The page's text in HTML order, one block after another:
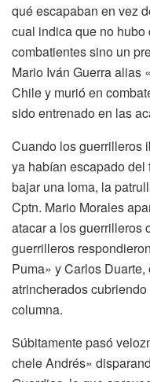
qué escapaban en vez
cual indica que no
combatientes sino un
Mario Iván Guerra alias
Chile y murió en
sido entrenado en las
Cuando los guerrilleros
ya habían escapado
bajar una loma, la
Cptn. Mario Morales
atacar a los guerrilleros
guerrilleros
Puma» y Carlos
atrincherados
columna.
Súbitamente pasó
chele Andrés»